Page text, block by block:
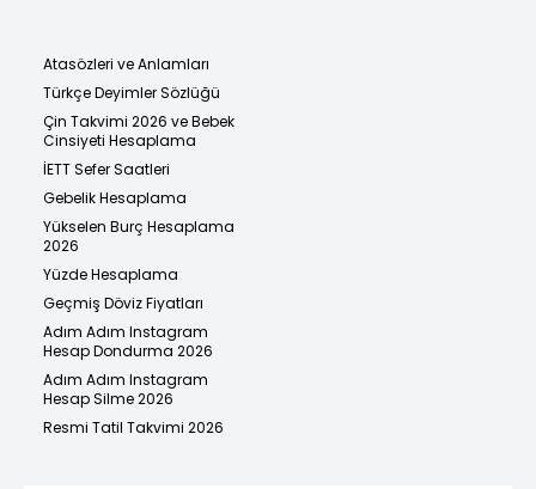
Atasözleri ve Anlamları
Türkçe Deyimler Sözlüğü
Çin Takvimi 2026 ve Bebek
Cinsiyeti Hesaplama
İETT Sefer Saatleri
Gebelik Hesaplama
Yükselen Burç Hesaplama
2026
Yüzde Hesaplama
Geçmiş Döviz Fiyatları
Adım Adım Instagram
Hesap Dondurma 2026
Adım Adım Instagram
Hesap Silme 2026
Resmi Tatil Takvimi 2026